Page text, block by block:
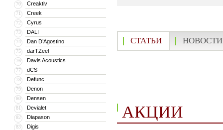
70 Creaktiv
71 Creek
72 Cyrus
73 DALI
74 Dan D’Agostino
75 darTZeel
76 Davis Acoustics
77 dCS
78 Defunc
79 Denon
80 Densen
81 Devialet
82 Diapason
83 Digis
СТАТЬИ НОВОСТИ
АКЦИИ